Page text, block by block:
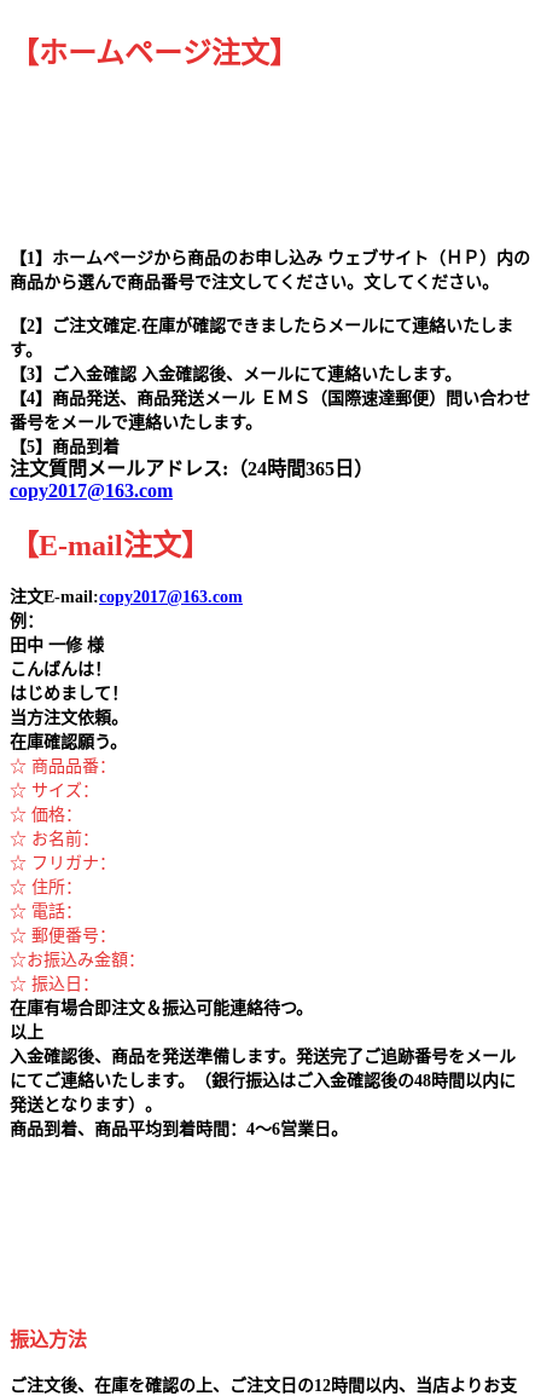
【ホームページ注文】
【1】ホームページから商品のお申し込み ウェブサイト（ＨＰ）内の
商品から選んで商品番号で注文してください。文してください。
【2】ご注文確定.在庫が確認できましたらメールにて連絡いたしま
す。
【3】ご入金確認 入金確認後、メールにて連絡いたします。
【4】商品発送、商品発送メール ＥＭＳ（国際速達郵便）問い合わせ
番号をメールで連絡いたします。
【5】商品到着
注文質問メールアドレス:（24時間365日）
copy2017@163.com
【E-mail注文】
注文E-mail:copy2017@163.com
例：
田中 一修 様
こんばんは！
はじめまして！
当方注文依頼。
在庫確認願う。
☆ 商品品番：
☆ サイズ：
☆ 価格：
☆ お名前：
☆ フリガナ：
☆ 住所：
☆ 電話：
☆ 郵便番号：
☆お振込み金額：
☆ 振込日：
在庫有場合即注文＆振込可能連絡待つ。
以上
入金確認後、商品を発送準備します。発送完了ご追跡番号をメール
にてご連絡いたします。（銀行振込はご入金確認後の48時間以内に
発送となります）。
商品到着、商品平均到着時間：4～6営業日。
振込方法
ご注文後、在庫を確認の上、ご注文日の12時間以内、当店よりお支